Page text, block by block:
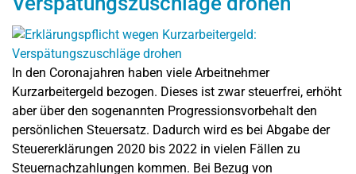
In den Coronajahren haben viele Arbeitnehmer
Kurzarbeitergeld bezogen. Dieses ist zwar steuerfrei, erhöht
aber über den sogenannten Progressionsvorbehalt den
persönlichen Steuersatz. Dadurch wird es bei Abgabe der
Steuererklärungen 2020 bis 2022 in vielen Fällen zu
Steuernachzahlungen kommen. Bei Bezug von